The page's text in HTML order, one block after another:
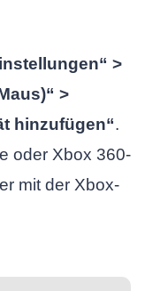
>
>
hinzufügen“.
oder Xbox 360-
mit der Xbox-